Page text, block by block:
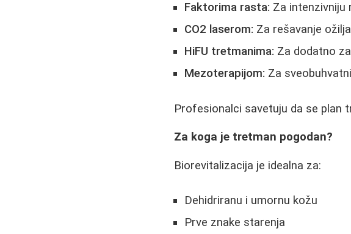
Faktorima rasta: Za intenzivniju
CO2 laserom: Za rešavanje
HiFU tretmanima: Za dodatno
Mezoterapijom: Za
Profesionalci savetuju da se plan
Za koga je tretman pogodan?
Biorevitalizacija je idealna za:
Dehidriranu i umornu kožu
Prve znake starenja